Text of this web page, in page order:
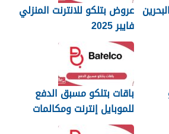
عروض بتلكو للانترنت المنزلي
فايبر 2025
باقات بتلكو مسبق الدفع
للموبايل إنترنت ومكالمات
2025